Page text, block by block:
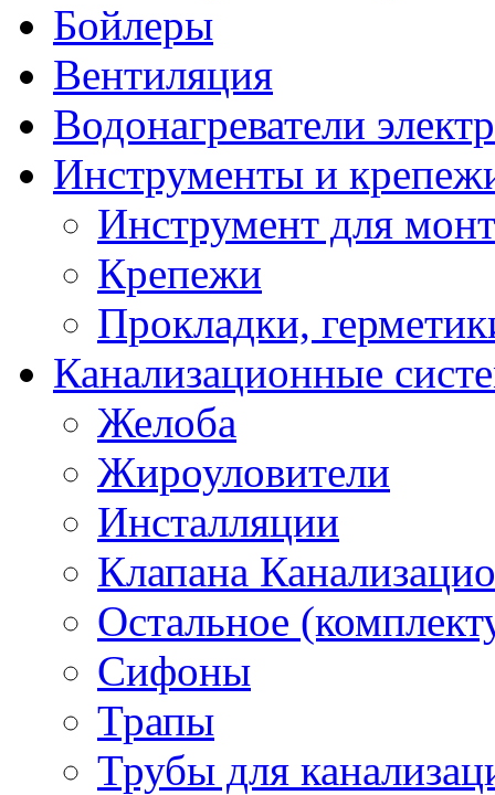
Бойлеры
Вентиляция
Водонагреватели
Инструменты и
Инструмент для
Крепежи
Прокладки,
Канализационные
Желоба
Жироуловители
Инсталляции
Клапана
Остальное
Сифоны
Трапы
Трубы для